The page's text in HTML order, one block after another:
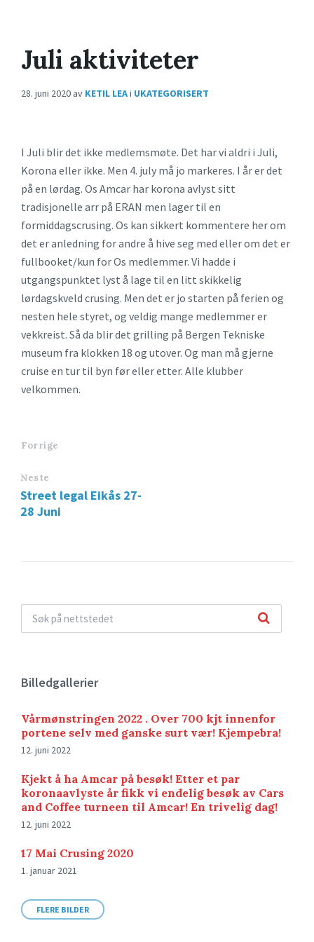
Juli aktiviteter
28. juni 2020 av KETIL LEAi UKATEGORISERT
I Juli blir det ikke medlemsmøte. Det har vi aldri i Juli,
Korona eller ikke. Men 4. july må jo markeres. I år er det
på en lørdag. Os Amcar har korona avlyst sitt
tradisjonelle arr på ERAN men lager til en
formiddagscrusing. Os kan sikkert kommentere her om
det er anledning for andre å hive seg med eller om det er
fullbooket/kun for Os medlemmer. Vi hadde i
utgangspunktet lyst å lage til en litt skikkelig
lørdagskveld crusing. Men det er jo starten på ferien og
nesten hele styret, og veldig mange medlemmer er
vekkreist. Så da blir det grilling på Bergen Tekniske
museum fra klokken 18 og utover. Og man må gjerne
cruise en tur til byn før eller etter. Alle klubber
velkommen.
Forrige
Neste
Street legal Eikås 27-
28 Juni
Billedgallerier
Vårmønstringen 2022 . Over 700 kjt innenfor
portene selv med ganske surt vær! Kjempebra!
12. juni 2022
Kjekt å ha Amcar på besøk! Etter et par
koronaavlyste år fikk vi endelig besøk av Cars
and Coffee turneen til Amcar! En trivelig dag!
12. juni 2022
17 Mai Crusing 2020
1. januar 2021
FLERE BILDER